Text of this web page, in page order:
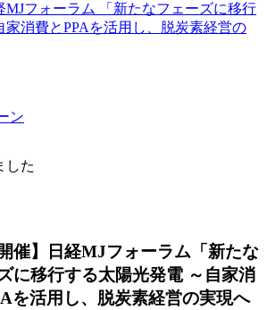
MJフォーラム 「新たなフェーズに移行
家消費とPPAを活用し、脱炭素経営の
ン
した
開催】日経MJフォーラム「新たな
に移行する太陽光発電 ～自家消
を活用し、脱炭素経営の実現へ